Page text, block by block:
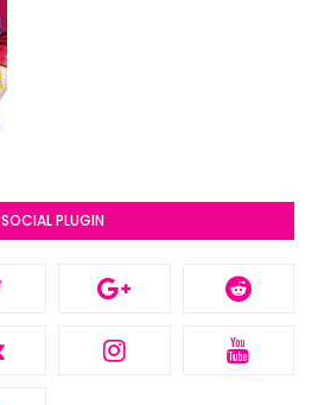
SOCIAL PLUGIN